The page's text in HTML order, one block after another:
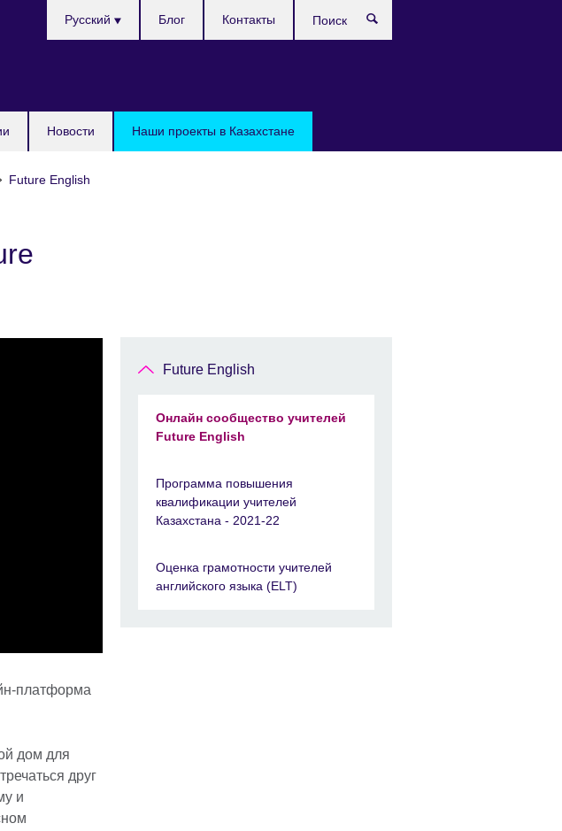
Новости Наши проекты в Казахстане
язык
Русский Блог Контакты
Future English
платформа
дом для
друг
и
Future English
Онлайн сообщество учителей
Future English
Программа повышения
квалификации учителей
Казахстана - 2021-22
Оценка грамотности учителей
английского языка (ELT)